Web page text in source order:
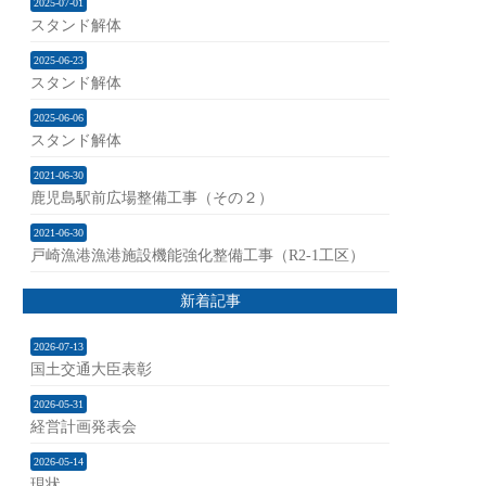
2025-07-01
スタンド解体
2025-06-23
スタンド解体
2025-06-06
スタンド解体
2021-06-30
鹿児島駅前広場整備工事（その２）
2021-06-30
戸崎漁港漁港施設機能強化整備工事（R2-1工区）
新着記事
2026-07-13
国土交通大臣表彰
2026-05-31
経営計画発表会
2026-05-14